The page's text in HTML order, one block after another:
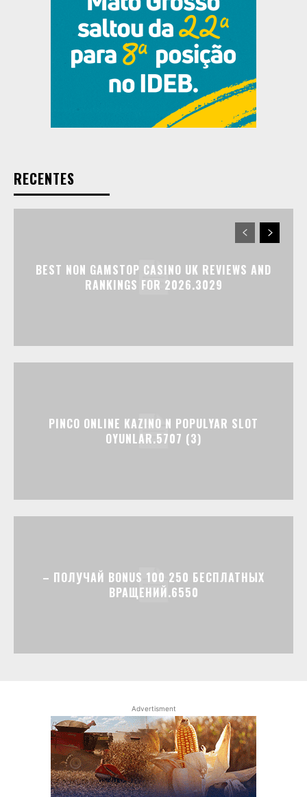
RECENTES
BEST NON GAMSTOP CASINO UK REVIEWS AND
RANKINGS FOR 2026.3029
PINCO ONLINE KAZINO N POPULYAR SLOT
OYUNLAR.5707 (3)
– ПОЛУЧАЙ BONUS 100 250 БЕСПЛАТНЫХ
ВРАЩЕНИЙ.6550
Advertisment